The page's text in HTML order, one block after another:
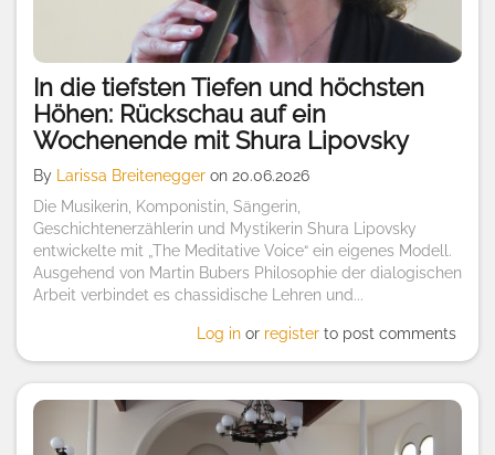
In die tiefsten Tiefen und höchsten
Höhen: Rückschau auf ein
Wochenende mit Shura Lipovsky
By Larissa Breitenegger on 20.06.2026
Die Musikerin, Komponistin, Sängerin,
Geschichtenerzählerin und Mystikerin Shura Lipovsky
entwickelte mit „The Meditative Voice“ ein eigenes Modell.
Ausgehend von Martin Bubers Philosophie der dialogischen
Arbeit verbindet es chassidische Lehren und...
Log in or register to post comments